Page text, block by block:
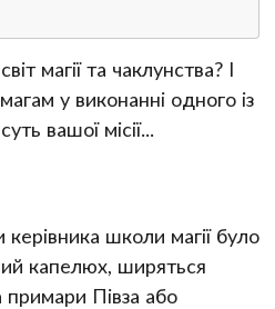
магії та чаклунства? І
у виконанні одного із
вашої місії...
школи магії було
капелюх, ширяться
Півза або